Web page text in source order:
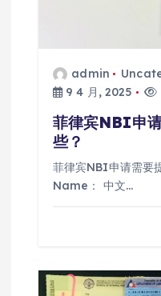
admin
9 4 月, 2025
菲律宾NBI申
些？
菲律宾NBI申请需要
Name： 中文…